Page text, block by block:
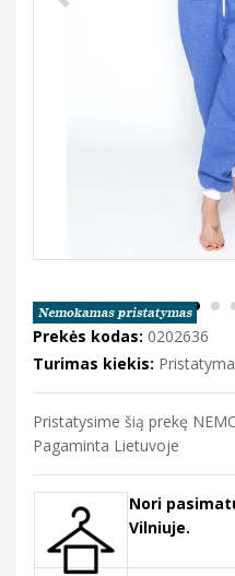
Prekės kodas: 0202636
Turimas kiekis:
Pristatysime šią prekę
Pagaminta Lietuvoje
Nori
Vilniuje.